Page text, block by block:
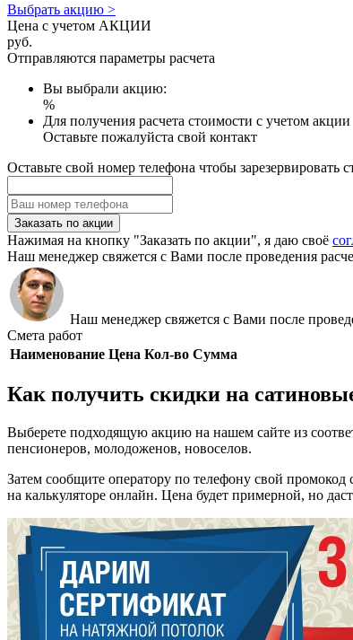
Выбрать акцию >
Цена с учетом АКЦИИ
руб.
Отправляются параметры расчета
Вы выбрали акцию:
%
Для получения расчета стоимости с учетом акции
Оставьте пожалуйста свой контакт
Оставьте свой номер телефона чтобы зарезервировать
Заказать по акции
Нажимая на кнопку "Заказать по акции", я даю своё
Наш менеджер свяжется с Вами после проведения
Наш менеджер свяжется с Вами после
Смета работ
Наименование Цена Кол-во Сумма
Как получить скидки на
Выберете подходящую акцию на нашем сайте из
пенсионеров, молодоженов, новоселов.
Затем сообщите оператору по телефону свой
на калькуляторе онлайн. Цена будет примерной, но